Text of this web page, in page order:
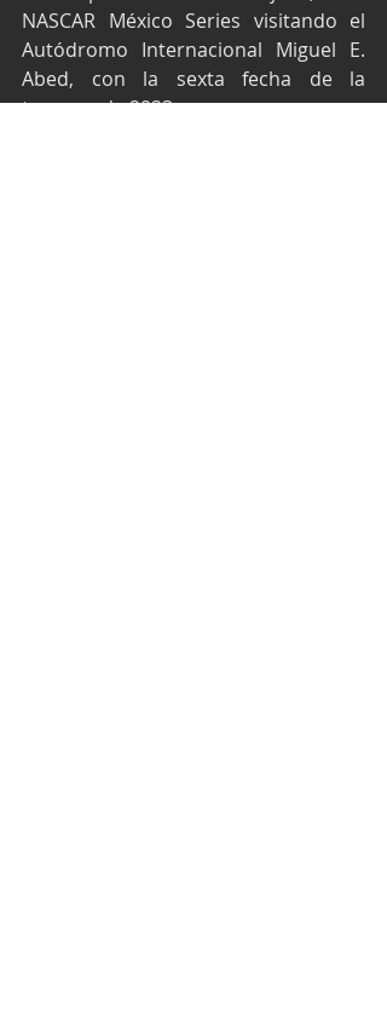
NASCAR México Series visitando el
Autódromo Internacional Miguel E.
Abed, con la sexta fecha de la
temporada 2023.